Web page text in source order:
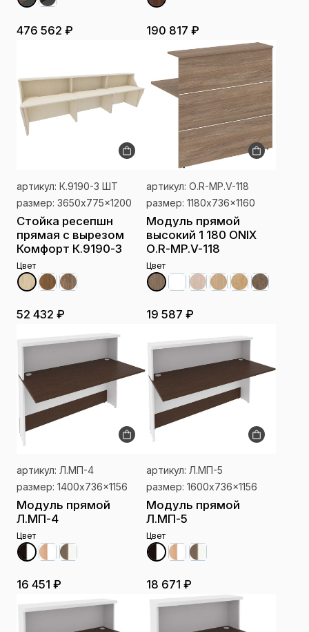
476 562 ₽ 190 817 ₽
артикул: К.9190-3 ШТ
размер: 3650x775x1200
Стойка ресепшн
прямая с вырезом
Комфорт К.9190-3
Цвет
52 432 ₽
артикул: О.R-MP.V-118
размер: 1180x736x1160
Модуль прямой
высокий 1 180 ONIX
О.R-MP.V-118
Цвет
19 587 ₽
артикул: Л.МП-4
размер: 1400x736x1156
Модуль прямой
Л.МП-4
Цвет
16 451 ₽
артикул: Л.МП-5
размер: 1600x736x1156
Модуль прямой
Л.МП-5
Цвет
18 671 ₽